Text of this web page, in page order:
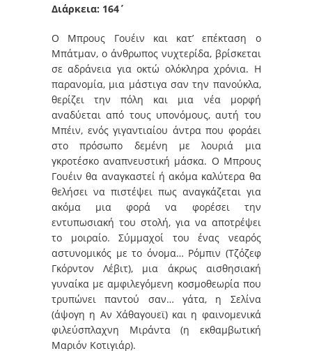
Διάρκεια: 164΄
Ο Μπρους Γουέιν και κατ’ επέκταση ο
Μπάτμαν, ο άνθρωπος νυχτερίδα, βρίσκεται
σε αδράνεια για οκτώ ολόκληρα χρόνια. Η
παρανομία, μια μάστιγα σαν την πανούκλα,
θερίζει την πόλη και μια νέα μορφή
αναδύεται από τους υπονόμους, αυτή του
Μπέιν, ενός γιγαντιαίου άντρα που φοράει
στο πρόσωπο δεμένη με λουριά μια
γκροτέσκο αναπνευστική μάσκα. Ο Μπρους
Γουέιν θα αναγκαστεί ή ακόμα καλύτερα θα
θελήσει να πιστέψει πως αναγκάζεται για
ακόμα μια φορά να φορέσει την
εντυπωσιακή του στολή, για να αποτρέψει
το μοιραίο. Σύμμαχοί του ένας νεαρός
αστυνομικός με το όνομα… Ρόμπιν (Τζόζεφ
Γκόρντον Λέβιτ), μια άκρως αισθησιακή
γυναίκα με αμφιλεγόμενη κοσμοθεωρία που
τρυπώνει παντού σαν… γάτα, η Σελίνα
(άψογη η Αν Χάθαγουεϊ) και η φαινομενικά
φιλεύσπλαχνη Μιράντα (η εκθαμβωτική
Μαριόν Κοτιγιάρ).